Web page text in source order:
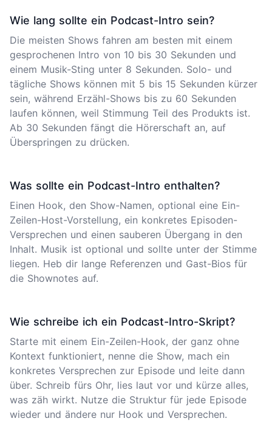
Wie lang sollte ein Podcast-Intro sein?
Die meisten Shows fahren am besten mit einem
gesprochenen Intro von 10 bis 30 Sekunden und
einem Musik-Sting unter 8 Sekunden. Solo- und
tägliche Shows können mit 5 bis 15 Sekunden kürzer
sein, während Erzähl-Shows bis zu 60 Sekunden
laufen können, weil Stimmung Teil des Produkts ist.
Ab 30 Sekunden fängt die Hörerschaft an, auf
Überspringen zu drücken.
Was sollte ein Podcast-Intro enthalten?
Einen Hook, den Show-Namen, optional eine Ein-
Zeilen-Host-Vorstellung, ein konkretes Episoden-
Versprechen und einen sauberen Übergang in den
Inhalt. Musik ist optional und sollte unter der Stimme
liegen. Heb dir lange Referenzen und Gast-Bios für
die Shownotes auf.
Wie schreibe ich ein Podcast-Intro-Skript?
Starte mit einem Ein-Zeilen-Hook, der ganz ohne
Kontext funktioniert, nenne die Show, mach ein
konkretes Versprechen zur Episode und leite dann
über. Schreib fürs Ohr, lies laut vor und kürze alles,
was zäh wirkt. Nutze die Struktur für jede Episode
wieder und ändere nur Hook und Versprechen.